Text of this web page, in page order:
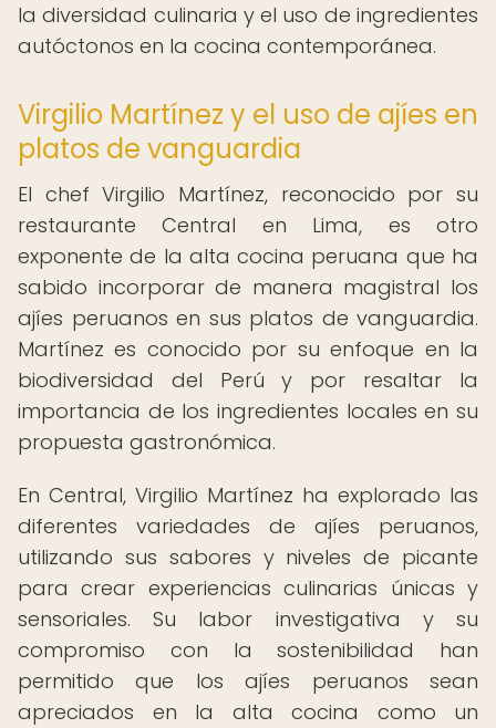
la diversidad culinaria y el uso de ingredientes
autóctonos en la cocina contemporánea.
Virgilio Martínez y el uso de ajíes en
platos de vanguardia
El chef Virgilio Martínez, reconocido por su
restaurante Central en Lima, es otro
exponente de la alta cocina peruana que ha
sabido incorporar de manera magistral los
ajíes peruanos en sus platos de vanguardia.
Martínez es conocido por su enfoque en la
biodiversidad del Perú y por resaltar la
importancia de los ingredientes locales en su
propuesta gastronómica.
En Central, Virgilio Martínez ha explorado las
diferentes variedades de ajíes peruanos,
utilizando sus sabores y niveles de picante
para crear experiencias culinarias únicas y
sensoriales. Su labor investigativa y su
compromiso con la sostenibilidad han
permitido que los ajíes peruanos sean
apreciados en la alta cocina como un